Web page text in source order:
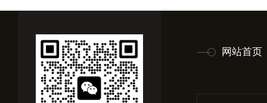
网站首页